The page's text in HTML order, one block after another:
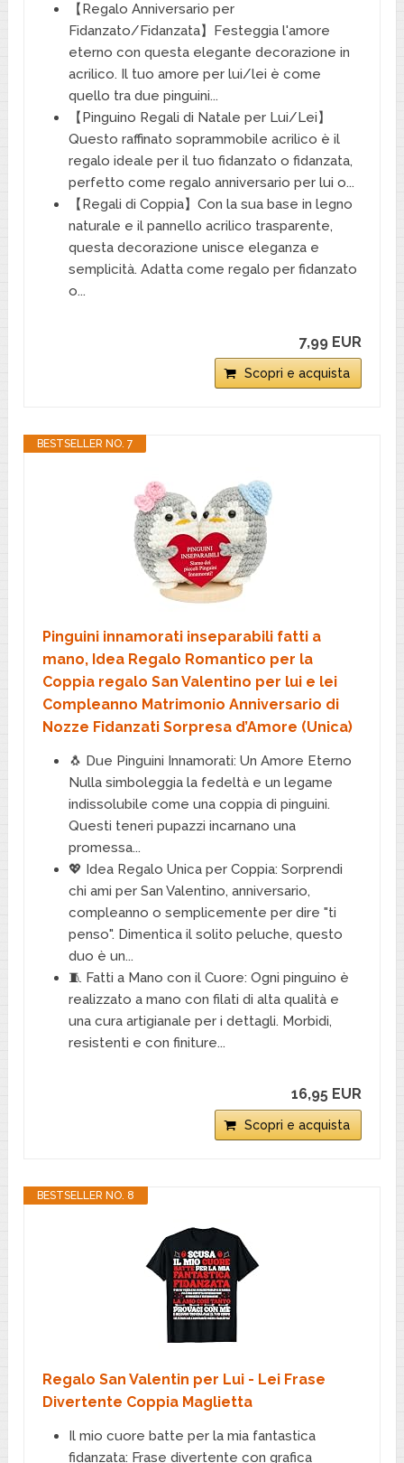
【Regalo Anniversario per
Fidanzato/Fidanzata】Festeggia l'amore
eterno con questa elegante decorazione in
acrilico. Il tuo amore per lui/lei è come
quello tra due pinguini...
【Pinguino Regali di Natale per Lui/Lei】
Questo raffinato soprammobile acrilico è il
regalo ideale per il tuo fidanzato o fidanzata,
perfetto come regalo anniversario per lui o...
【Regali di Coppia】Con la sua base in legno
naturale e il pannello acrilico trasparente,
questa decorazione unisce eleganza e
semplicità. Adatta come regalo per fidanzato
o...
7,99 EUR
Scopri e acquista
BESTSELLER NO. 7
Pinguini innamorati inseparabili fatti a
mano, Idea Regalo Romantico per la
Coppia regalo San Valentino per lui e lei
Compleanno Matrimonio Anniversario di
Nozze Fidanzati Sorpresa d’Amore (Unica)
🐧 Due Pinguini Innamorati: Un Amore Eterno
Nulla simboleggia la fedeltà e un legame
indissolubile come una coppia di pinguini.
Questi teneri pupazzi incarnano una
promessa...
💖 Idea Regalo Unica per Coppia: Sorprendi
chi ami per San Valentino, anniversario,
compleanno o semplicemente per dire "ti
penso". Dimentica il solito peluche, questo
duo è un...
🧵 Fatti a Mano con il Cuore: Ogni pinguino è
realizzato a mano con filati di alta qualità e
una cura artigianale per i dettagli. Morbidi,
resistenti e con finiture...
16,95 EUR
Scopri e acquista
BESTSELLER NO. 8
Regalo San Valentin per Lui - Lei Frase
Divertente Coppia Maglietta
Il mio cuore batte per la mia fantastica
fidanzata: Frase divertente con grafica